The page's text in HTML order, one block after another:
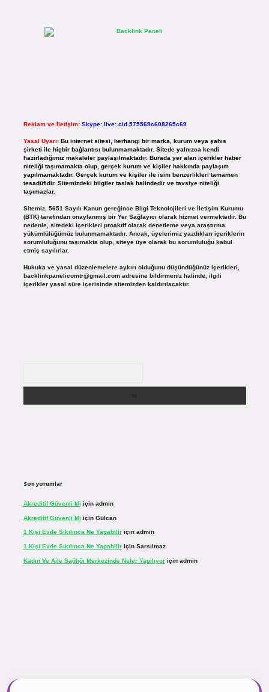
Reklam ve İletişim: Skype: live:.cid.575569c608265c69
Yasal Uyarı: Bu internet sitesi, herhangi bir marka, kurum veya şahıs
şirketi ile hiçbir bağlantısı bulunmamaktadır. Sitede yalnızca kendi
hazırladığımız makaleler paylaşılmaktadır. Burada yer alan içerikler haber
niteliği taşımamakta olup, gerçek kurum ve kişiler hakkında paylaşım
yapılmamaktadır. Gerçek kurum ve kişiler ile isim benzerlikleri tamamen
tesadüfidir. Sitemizdeki bilgiler taslak halindedir ve tavsiye niteliği
taşımazlar.
Sitemiz, 5651 Sayılı Kanun gereğince Bilgi Teknolojileri ve İletişim Kurumu
(BTK) tarafından onaylanmış bir Yer Sağlayıcı olarak hizmet vermektedir. Bu
nedenle, sitedeki içerikleri proaktif olarak denetleme veya araştırma
yükümlülüğümüz bulunmamaktadır. Ancak, üyelerimiz yazdıkları içeriklerin
sorumluluğunu taşımakta olup, siteye üye olarak bu sorumluluğu kabul
etmiş sayılırlar.
Hukuka ve yasal düzenlemelere aykırı olduğunu düşündüğünüz içerikleri,
backlinkpanelicomtr@gmail.comadresine bildirmeniz halinde, ilgili
içerikler yasal süre içerisinde sitemizden kaldırılacaktır.
Son yorumlar
Akreditif Güvenli Mi için admin
Akreditif Güvenli Mi için Gülcan
1 Kişi Evde Sıkılınca Ne Yapabiliriçin admin
1 Kişi Evde Sıkılınca Ne Yapabiliriçin Sarsılmaz
Kadın Ve Aile Sağlığı Merkezinde Neler Yapılıyoriçin admin